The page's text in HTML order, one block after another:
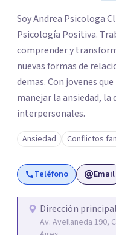
Soy Andrea Psicologa
Psicología Positiva.
comprender y
nuevas formas de
demas. Con jovenes
manejar la ansiedad, la
interpersonales.
Ansiedad Conflictos
Teléfono Email
Dirección principal
Av. Avellaneda 190,